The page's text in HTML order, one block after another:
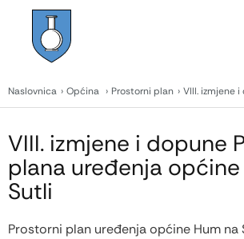
Naslovnica Općina Prostorni plan VIII. izmjene
VIII. izmjene i dopune
plana uređenja
Sutli
Prostorni plan uređenja općine Hum na